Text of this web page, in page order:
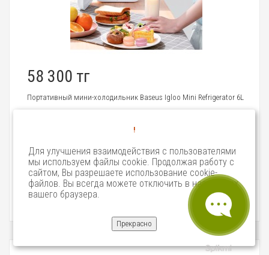
58 300 тг
Портативный мини-холодильник Baseus Igloo Mini Refrigerator 6L
в сотрудничестве с Baseus выпустили серию
многофункциональных и полезных гаджетов, которы..
!
Для улучшения взаимодействия с пользователями
мы используем файлы cookie. Продолжая работу с
сайтом, Вы разрешаете использование cookie-
файлов. Вы всегда можете отключить в настройках
вашего браузера.
Прекрасно